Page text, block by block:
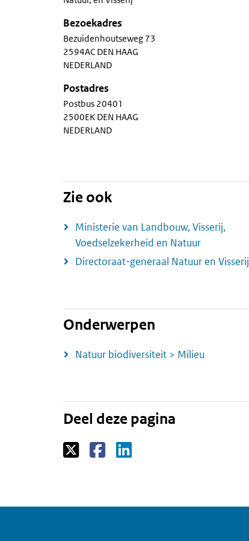
Bezoekadres
Bezuidenhoutseweg 73
2594AC DEN HAAG
NEDERLAND
Postadres
Postbus 20401
2500EK DEN HAAG
NEDERLAND
Zie ook
Ministerie van Landbouw, Visserij,
Voedselzekerheid en Natuur
Directoraat-generaal Natuur en Visserij
Onderwerpen
Natuur biodiversiteit > Milieu
Deel deze pagina